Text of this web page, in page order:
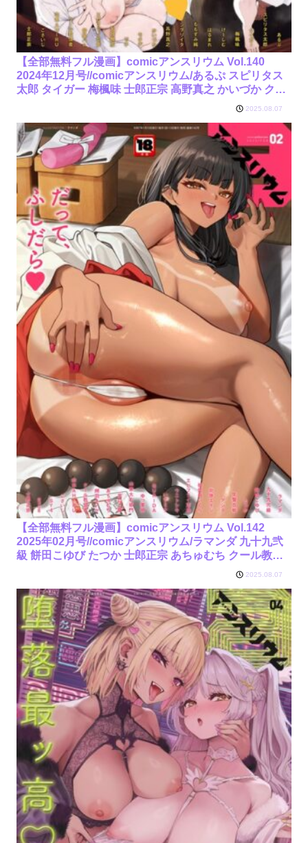
【全部無料フル漫画】comicアンスリウム Vol.140
2024年12月号//comicアンスリウム/あるぷ スピリタス
太郎 タイガー 梅楓味 士郎正宗 高野真之 かいづか クー
ル教信者 仲尾ハム 山本AHIRU ももずみ純 ごさいじ は
ヂ 矢矧稚彦/k568agotp07277
2025.08.07
【全部無料フル漫画】comicアンスリウム Vol.142
2025年02月号//comicアンスリウム/ラマンダ 九十九弐
級 餅田こゆび たつか 士郎正宗 あちゅむち クール教信
者 北原エイジ 山家大右衛門 山本AHIRU ごさいじ ゆっ
SY4 GURIDA ウニトシキ いずミケ arrow 牛蟹合戦 朔
羽さいが/k568agotp08118
2025.08.07